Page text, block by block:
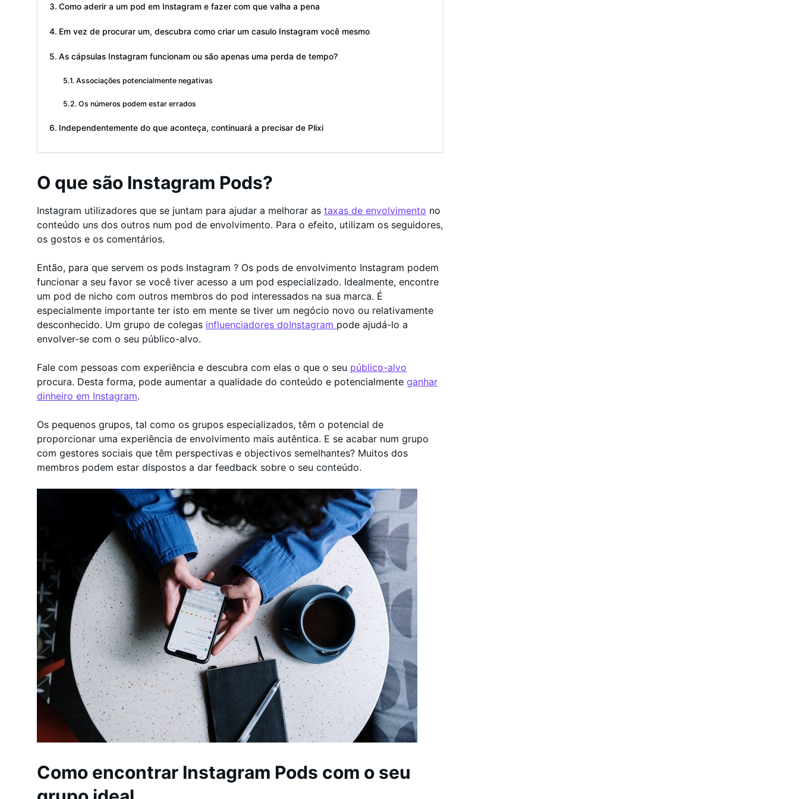
Como aderir a um pod em Instagram e fazer com que valha a pena
Em vez de procurar um, descubra como criar um casulo Instagram você mesmo
As cápsulas Instagram funcionam ou são apenas uma perda de tempo?
Associações potencialmente negativas
Os números podem estar errados
Independentemente do que aconteça, continuará a precisar de Plixi
O que são Instagram Pods?
Instagram utilizadores que se juntam para ajudar a melhorar as taxas de envolvimento no
conteúdo uns dos outros num pod de envolvimento. Para o efeito, utilizam os seguidores,
os gostos e os comentários.
Então, para que servem os pods Instagram ? Os pods de envolvimento Instagram podem
funcionar a seu favor se você tiver acesso a um pod especializado. Idealmente, encontre
um pod de nicho com outros membros do pod interessados na sua marca. É
especialmente importante ter isto em mente se tiver um negócio novo ou relativamente
desconhecido. Um grupo de colegas influenciadores doInstagram pode ajudá-lo a
envolver-se com o seu público-alvo.
Fale com pessoas com experiência e descubra com elas o que o seu público-alvo
procura. Desta forma, pode aumentar a qualidade do conteúdo e potencialmente ganhar
dinheiro em Instagram.
Os pequenos grupos, tal como os grupos especializados, têm o potencial de
proporcionar uma experiência de envolvimento mais autêntica. E se acabar num grupo
com gestores sociais que têm perspectivas e objectivos semelhantes? Muitos dos
membros podem estar dispostos a dar feedback sobre o seu conteúdo.
Como encontrar Instagram Pods com o seu